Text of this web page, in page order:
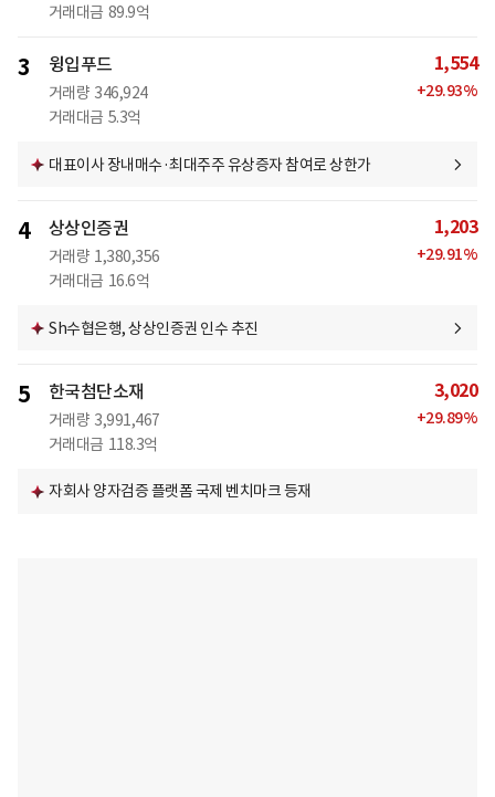
거래대금 89.9억
3 윙입푸드
거래량 346,924
거래대금 5.3억
1,554
+29.93%
대표이사 장내매수·최대주주 유상증자 참여로 상한가
4 상상인증권
거래량 1,380,356
거래대금 16.6억
1,203
+29.91%
Sh수협은행, 상상인증권 인수 추진
5 한국첨단소재
거래량 3,991,467
거래대금 118.3억
3,020
+29.89%
자회사 양자검증 플랫폼 국제 벤치마크 등재